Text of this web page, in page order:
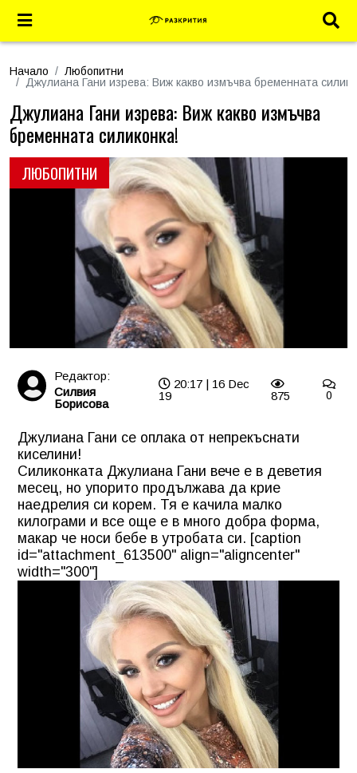
Начало
Любопитни
Джулиана Гани изрева: Виж какво измъчва бременната
ЛЮБОПИТНИ
Джулиана Гани изрева: Виж какво измъчва
бременната силиконка!
Редактор:
Силвия
Борисова
20:17 | 16 Dec
19
875 0
Джулиана Гани се оплака от непрекъснати
киселини!
Силиконката Джулиана Гани вече е в деветия
месец, но упорито продължава да крие
наедрелия си корем. Тя е качила малко
килограми и все още е в много добра форма,
макар че носи бебе в утробата си. [caption
id="attachment_613500" align="aligncenter"
width="300"]